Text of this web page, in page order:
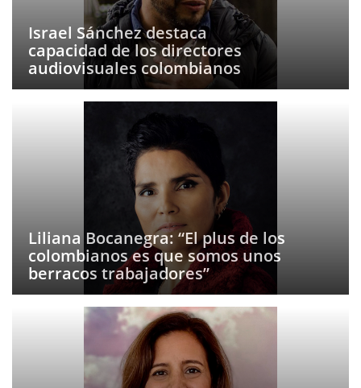
Israel Sánchez destaca
capacidad de los directores
audiovisuales colombianos
Liliana Bocanegra: “El plus de los
colombianos es que somos unos
berracos trabajadores”